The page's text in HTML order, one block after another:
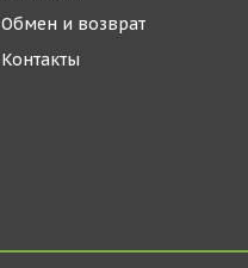
Обмен и возврат
Контакты